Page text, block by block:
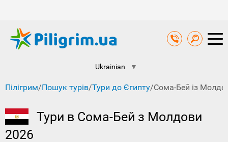
Ukrainian ▼
Пілігрим/Пошук турів/Тури до Єгипту/Сома-Бей із
Тури в Сома-Бей з Молдови
2026